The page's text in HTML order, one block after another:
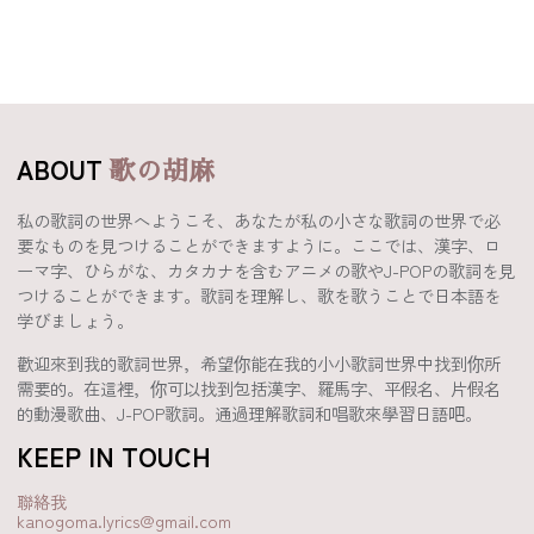
ABOUT歌の胡麻
私の歌詞の世界へようこそ、あなたが私の小さな歌詞の世界で必
要なものを見つけることができますように。ここでは、漢字、ロ
ーマ字、ひらがな、カタカナを含むアニメの歌やJ-POPの歌詞を見
つけることができます。歌詞を理解し、歌を歌うことで日本語を
学びましょう。
歡迎來到我的歌詞世界，希望你能在我的小小歌詞世界中找到你所
需要的。在這裡，你可以找到包括漢字、羅馬字、平假名、片假名
的動漫歌曲、J-POP歌詞。通過理解歌詞和唱歌來學習日語吧。
KEEP IN TOUCH
聯絡我
kanogoma.lyrics@gmail.com